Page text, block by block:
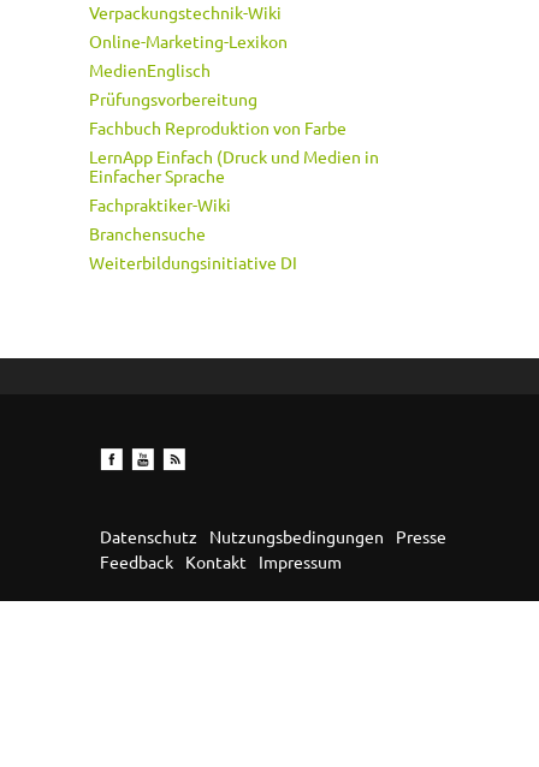
Verpackungstechnik-Wiki
Online-Marketing-Lexikon
MedienEnglisch
Prüfungsvorbereitung
Fachbuch Reproduktion von Farbe
LernApp Einfach (Druck und Medien in
Einfacher Sprache
Fachpraktiker-Wiki
Branchensuche
Weiterbildungsinitiative DI
Datenschutz Nutzungsbedingungen
Presse
Feedback
Kontakt Impressum